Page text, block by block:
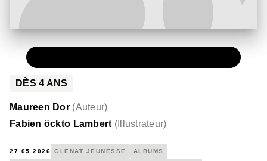
DÈS4 ANS
Maureen Dor (Auteur)
Fabien öckto Lambert (Illustrateur)
27.05.2026 GLÉNAT JEUNESSE ALBUMS